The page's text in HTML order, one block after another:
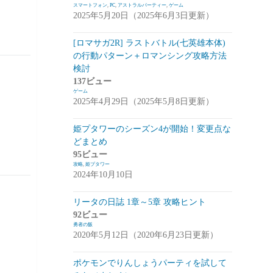
崩落のCARNEADES(ホウカル)(15)
Zold:Out~鍛冶屋の物語(ゾルカジ) (13)
攻略情報 (5)
雑談(7)
拡張少女系トライナリー(トライナリー)
勇者の飯 (14)
ボーダーブレイク
アスタータタリクス(アスタタ)
イベント事前情報(16)
攻略情報
サクライグノラムス(サクムス)(2)
スマートフォン, PC, アストラルパーティー, ゲーム
2025年5月20日（2025年6月3日更新）
[ロマサガ2R] ラストバトル(七英雄本体)
の行動パターン＋ロマンシング攻略方法
検討
137ビュー
ゲーム
2025年4月29日（2025年5月8日更新）
姫プタワーのシーズン4が開始！変更点な
どまとめ
95ビュー
攻略, 姫プタワー
2024年10月10日
リータの日誌 1章～5章 攻略ヒント
92ビュー
勇者の飯
2020年5月12日（2020年6月23日更新）
ポケモンでりんしょうパーティを試して